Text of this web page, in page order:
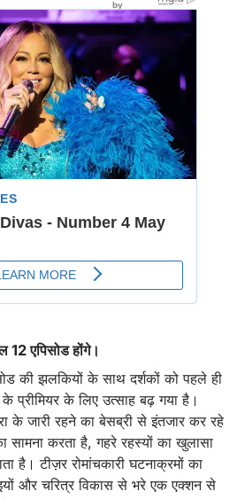
एपिसोड होंगे।
की झलकियों के साथ दर्शकों को पहले ही
प्रीमियर के लिए उत्साह बढ़ गया है।
के जारी रहने का बेसब्री से इंतजार कर रहे
सामना करता है, गहरे रहस्यों का खुलासा
है। टीज़र रोमांचकारी घटनाक्रमों का
और चरित्र विकास से भरे एक एक्शन से